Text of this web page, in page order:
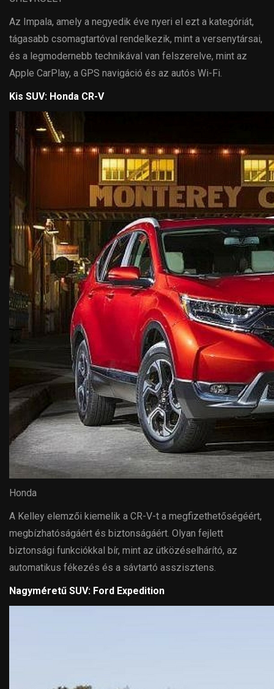
Az Impala, amely a negyedik éve nyeri el ezt a kategóriát,
tágasabb csomagtartóval rendelkezik, mint a versenytársai,
és a legmodernebb technikával van felszerelve, mint az
Apple CarPlay, a GPS navigáció és az autós Wi-Fi.
Kis SUV: Honda CR-V
Honda
A Kelley elemzői kiemelik a CR-V-t a megfizethetőségéért,
megbízhatóságáért és biztonságáért. Olyan fejlett
biztonsági funkciókkal bír, mint az ütközéselhárító, az
automatikus fékezés és a sávtartó asszisztens.
Nagyméretű SUV: Ford Expedition